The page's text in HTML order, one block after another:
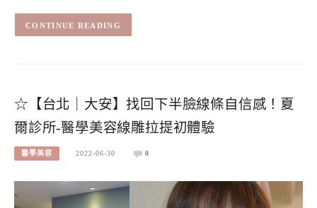
CONTINUE READING
☆【台北｜大安】找回下半臉線條自信感！夏
爾診所-醫學美容線雕拉提初體驗
醫學美容 2022-06-30 0